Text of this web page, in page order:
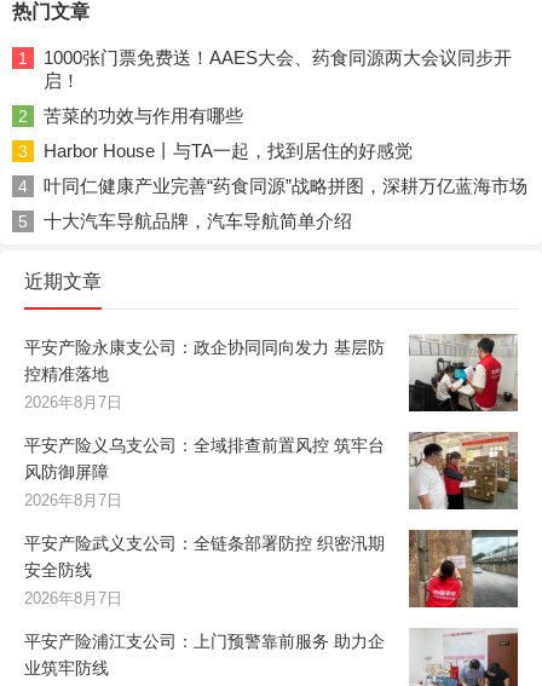
热门文章
1
1000张门票免费送！AAES大会、药食同源两大会议同步开
启！
2 苦菜的功效与作用有哪些
3 Harbor House丨与TA一起，找到居住的好感觉
4 叶同仁健康产业完善“药食同源”战略拼图，深耕万亿蓝海市场
5 十大汽车导航品牌，汽车导航简单介绍
近期文章
平安产险永康支公司：政企协同同向发力 基层防
控精准落地
2026年8月7日
平安产险义乌支公司：全域排查前置风控 筑牢台
风防御屏障
2026年8月7日
平安产险武义支公司：全链条部署防控 织密汛期
安全防线
2026年8月7日
平安产险浦江支公司：上门预警靠前服务 助力企
业筑牢防线